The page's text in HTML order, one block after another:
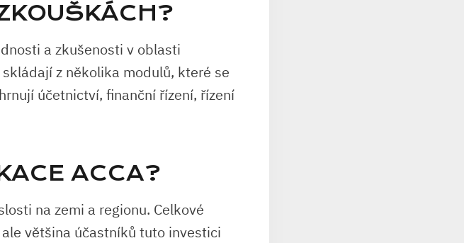
a zkušenosti v oblasti
z několika modulů, které se
účetnictví, finanční řízení, řízení
ACCA?
na zemi a regionu. Celkové
většina účastníků tuto investici